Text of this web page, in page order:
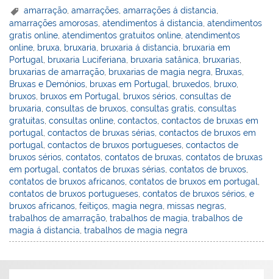
ai
l
h
o
o
M
ai
l
itt
er
c
e
b
o
o
k
er
e
st
at
s
A
p
p
d
Pr
e
ss
lo
o
k.
c
o
m
e
dI
n
bl
amarração ,amarrações ,amarrações á distancia
amarrações amorosas,atendimentos á distancia,atendimentos
gratis online,atendimentos gratuitos online,atendimentos
online, bruxa, bruxaria, bruxaria á distancia, bruxaria em
Portugal, bruxaria Luciferiana, bruxaria satânica, bruxarias,
bruxarias de amarração, bruxarias de magia negra, Bruxas,
Bruxas e Demónios, bruxas em Portugal, bruxedos, bruxo,
bruxos, bruxos em Portugal, bruxos sérios,consultas de
bruxaria,consultas de bruxos,consultas gratis,consultas
gratuitas,consultas online,contactos,contactos de bruxas em
portugal,contactos de bruxas sérias,contactos de bruxos em
portugal,contactos de bruxos portugueses,contactos de
bruxos sérios,contatos,contatos de bruxas,contatos de bruxas
em portugal,contatos de bruxas sérias,contatos de bruxos,
contatos de bruxos africanos,contatos de bruxos em portugal,
contatos de bruxos portugueses,contatos de bruxos sérios,e
bruxos africanos,feitiços, magia negra, missas negras,
trabalhos de amarração,trabalhos de magia,trabalhos de
magia á distancia,trabalhos de magia negra